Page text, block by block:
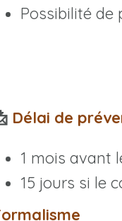
Possibilité de
Délai de
1 mois avant
15 jours si le